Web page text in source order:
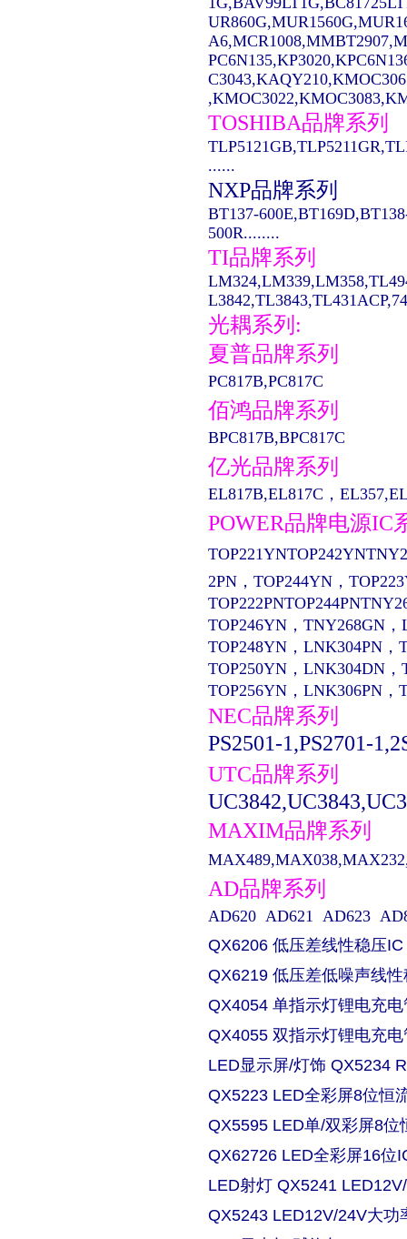
TOSHIBA品牌系列
......
NXP品牌系列
BT137-
500R........
TI品牌系列
光耦系列:
夏普品牌系列
PC817B,PC817C
佰鸿品牌系列
BPC817B,BPC817C
亿光品牌系列
EL817B,EL817C，
POWER品牌电源IC
2PN，TOP244YN，
TOP246YN，TNY268GN
TOP248YN，LNK304PN，
TOP250YN，LNK304DN，
TOP256YN，LNK306PN
NEC品牌系列
PS2501-1,PS2701-
UTC品牌系列
MAXIM品牌系列
AD品牌系列
AD620 AD621 AD623
QX6206 低压差线性稳压IC
QX6219 低压差低噪声线
QX4054 单指示灯锂电充
QX4055 双指示灯锂电充
LED显示屏/灯饰 QX5234
QX5223 LED全彩屏8位恒
QX5595 LED单/双彩屏8位
QX62726 LED全彩屏16位
LED射灯 QX5241
QX5243 LED12V/24V大